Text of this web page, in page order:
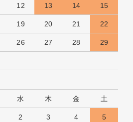
12 13 14 15
19 20 21 22
26 27 28 29
水 木 金 土
2 3 4 5